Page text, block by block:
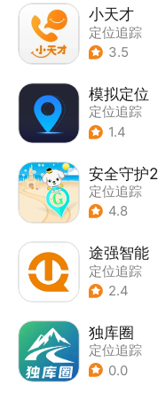
小天才
定位追踪
3.5
模拟定位
定位追踪
1.4
安全守护2
定位追踪
4.8
途强智能
定位追踪
2.4
独库圈
定位追踪
0.0